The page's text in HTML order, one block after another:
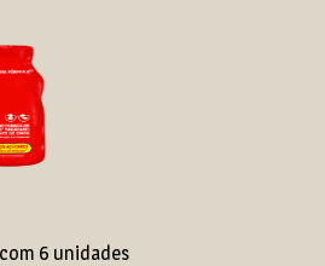
6 unidades